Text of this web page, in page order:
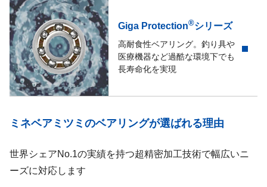
Giga Protection®シリーズ
高耐食性ベアリング。釣り具や
医療機器など過酷な環境下でも
長寿命化を実現
ミネベアミツミのベアリングが選ばれる理由
世界シェアNo.1の実績を持つ超精密加工技術で幅広いニ
ーズに対応します